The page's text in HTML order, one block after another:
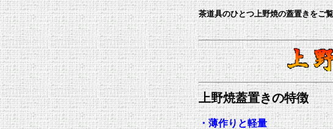
茶道具のひとつ上野焼の蓋置きをご
上野焼蓋置きの特徴
・薄作りと軽量